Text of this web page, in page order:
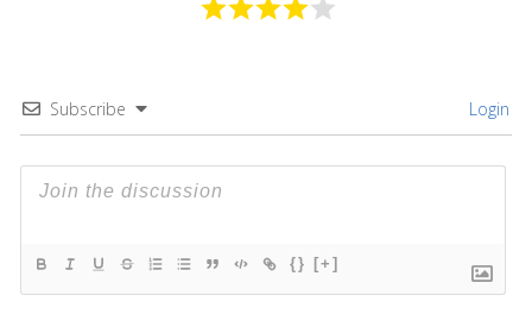
Subscribe Login
{} [+]